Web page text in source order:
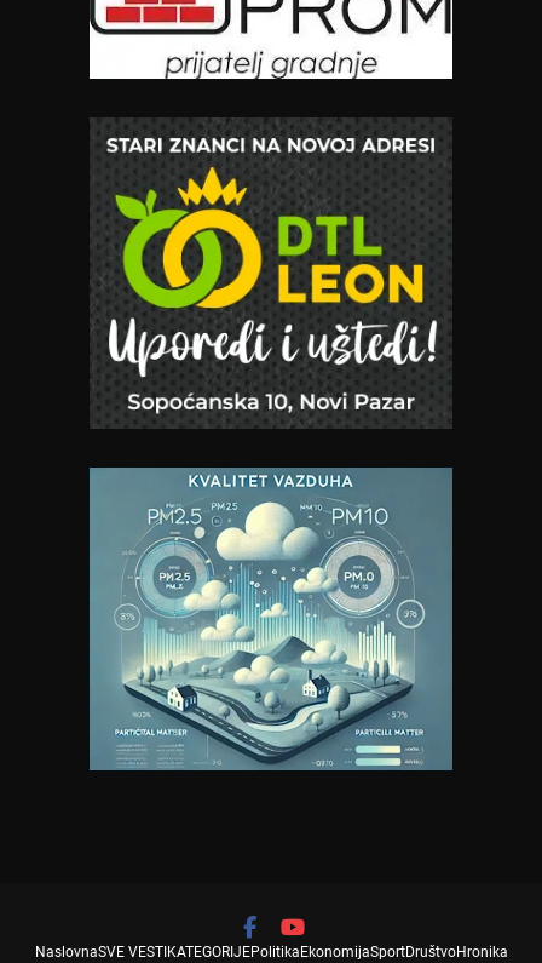
NaslovnaSVE VESTI KATEGORIJEPolitika EkonomijaSportDruštvoHronika